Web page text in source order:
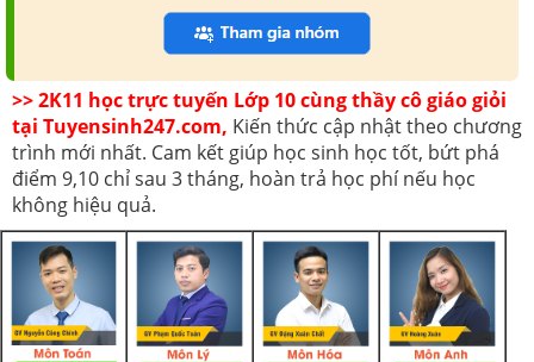
>> 2K11 học trực tuyến Lớp 10 cùng thầy cô giáo giỏi
tại Tuyensinh247.com, Kiến thức cập nhật theo chương
trình mới nhất. Cam kết giúp học sinh học tốt, bứt phá
điểm 9,10 chỉ sau 3 tháng, hoàn trả học phí nếu học
không hiệu quả.